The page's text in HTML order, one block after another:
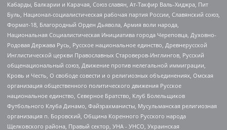
Кабарды, Балкарии и Карачая, Союз славян, Ат-Такфир Валь-Хиджра, Пит
Буль, Национал-социалистическая рабочая партия России, Славянский союз,
Формат-18, Благородный Орден Дьявола, Армия воли народа,
Национальная Социалистическая Инициатива города Череповца, Духовно-
Родовая Держава Русь, Русское национальное единство, Древнерусской
Инглистической церкви Православных Староверов-Инглингов, Русский
общенациональный союз, Движение против нелегальной иммиграции,
Кровь и Честь, О свободе совести и о религиозных объединениях, Омская
организация общественного политического движения Русское
национальное единство, Северное Братство, Клуб Болельщиков
Футбольного Клуба Динамо, Файзрахманисты, Мусульманская религиозная
организация п. Боровский, Община Коренного Русского народа
Щелковского района, Правый сектор, УНА - УНСО, Украинская